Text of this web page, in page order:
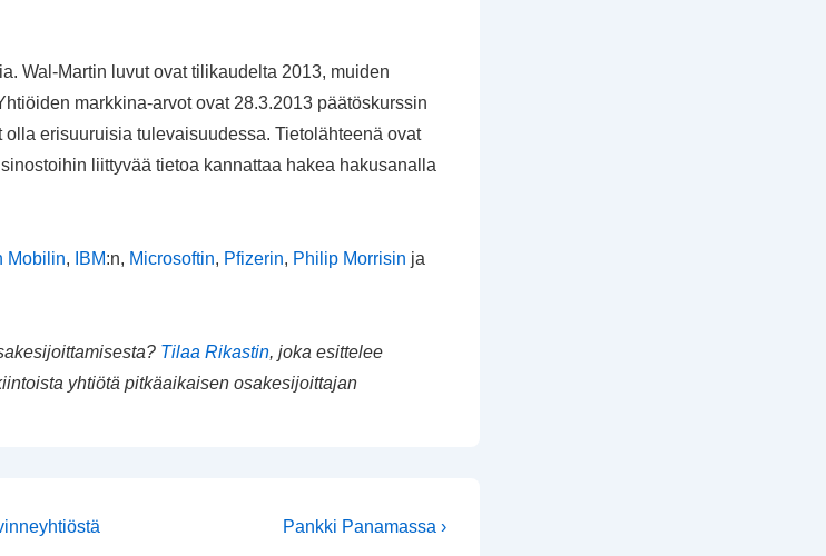
Wal-Martin luvut ovat tilikaudelta 2013, muiden
markkina-arvot ovat 28.3.2013 päätöskurssin
erisuuruisia tulevaisuudessa. Tietolähteenä ovat
liittyvää tietoa kannattaa hakea hakusanalla
Mobilin, IBM:n, Microsoftin, Pfizerin, Philip Morrisin ja
Tilaa Rikastin, joka esittelee
yhtiötä pitkäaikaisen osakesijoittajan
Seuraava
Pankki Panamassa ›